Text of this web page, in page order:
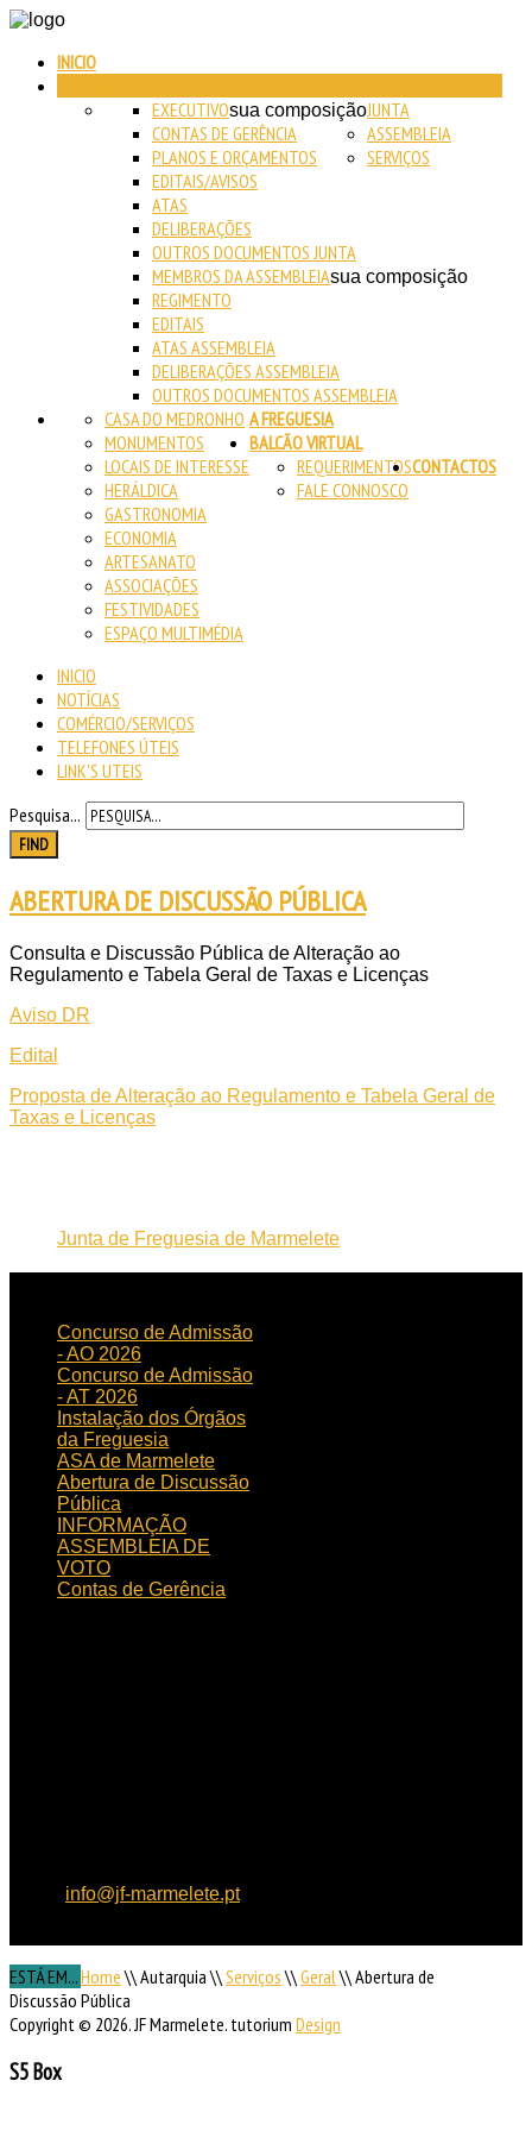
INICIO
JUNTA
EXECUTIVOsua composição
CONTAS DE GERÊNCIA
PLANOS E ORÇAMENTOS
EDITAIS/AVISOS
ATAS
DELIBERAÇÕES
OUTROS DOCUMENTOS JUNTA
ASSEMBLEIA
MEMBROS DA ASSEMBLEIAsua composição
REGIMENTO
EDITAIS
ATAS ASSEMBLEIA
DELIBERAÇÕES ASSEMBLEIA
OUTROS DOCUMENTOS ASSEMBLEIA
SERVIÇOS
A FREGUESIA
CASA DO MEDRONHO
MONUMENTOS
LOCAIS DE INTERESSE
HERÁLDICA
GASTRONOMIA
ECONOMIA
ARTESANATO
ASSOCIAÇÕES
FESTIVIDADES
ESPAÇO MULTIMÉDIA
BALCÃO VIRTUAL
REQUERIMENTOS
FALE CONNOSCO
CONTACTOS
INICIO
NOTÍCIAS
COMÉRCIO/SERVIÇOS
TELEFONES ÚTEIS
LINK'S UTEIS
Pesquisa...
FIND
ABERTURA DE DISCUSSÃO PÚBLICA
Consulta e Discussão Pública de Alteração ao
Regulamento e Tabela Geral de Taxas e Licenças
Aviso DR
Edital
Proposta de Alteração ao Regulamento e Tabela Geral de
Taxas e Licenças
Junta de Freguesia de Marmelete
Concurso de Admissão
- AO 2026
Concurso de Admissão
- AT 2026
Instalação dos Órgãos
da Freguesia
ASA de Marmelete
Abertura de Discussão
Pública
INFORMAÇÃO
ASSEMBLEIA DE
VOTO
Contas de Gerência
info@jf-marmelete.pt
ESTÁ EM...Home\\ Autarquia\\ Serviços\\ Geral\\ Abertura de
Discussão Pública
Copyright © 2026. JF Marmelete. tutorium Design
S5 Box